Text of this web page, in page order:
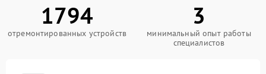
1794
отремонтированных устройств
3
минимальный опыт работы
специалистов